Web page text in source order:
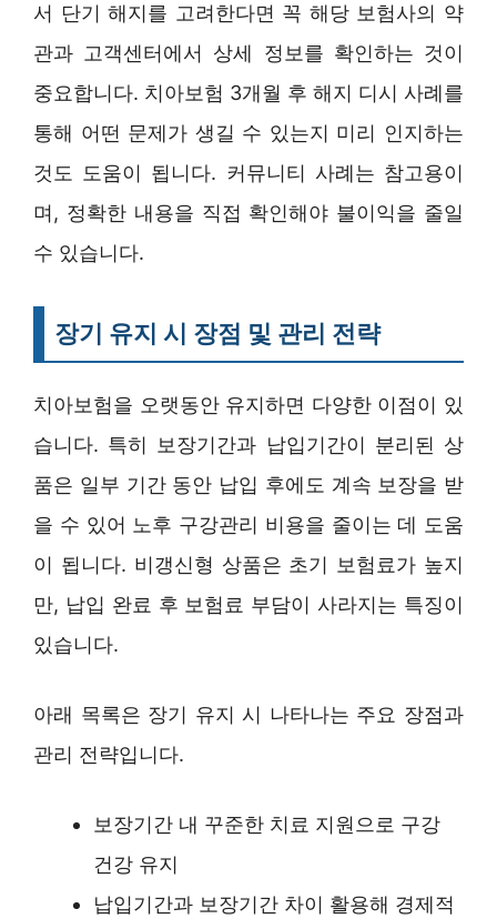
서 단기 해지를 고려한다면 꼭 해당 보험사의 약
관과 고객센터에서 상세 정보를 확인하는 것이
중요합니다. 치아보험 3개월 후 해지 디시 사례를
통해 어떤 문제가 생길 수 있는지 미리 인지하는
것도 도움이 됩니다. 커뮤니티 사례는 참고용이
며, 정확한 내용을 직접 확인해야 불이익을 줄일
수 있습니다.
장기 유지 시 장점 및 관리 전략
치아보험을 오랫동안 유지하면 다양한 이점이 있
습니다. 특히 보장기간과 납입기간이 분리된 상
품은 일부 기간 동안 납입 후에도 계속 보장을 받
을 수 있어 노후 구강관리 비용을 줄이는 데 도움
이 됩니다. 비갱신형 상품은 초기 보험료가 높지
만, 납입 완료 후 보험료 부담이 사라지는 특징이
있습니다.
아래 목록은 장기 유지 시 나타나는 주요 장점과
관리 전략입니다.
보장기간 내 꾸준한 치료 지원으로 구강
건강 유지
납입기간과 보장기간 차이 활용해 경제적